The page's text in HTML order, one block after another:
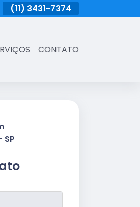
(11) 3431-7374
CONTATO